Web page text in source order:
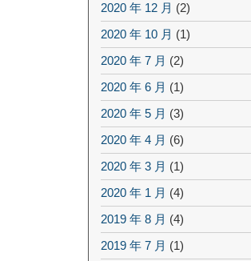
2020 年 12 月 (2)
2020 年 10 月 (1)
2020 年 7 月 (2)
2020 年 6 月 (1)
2020 年 5 月 (3)
2020 年 4 月 (6)
2020 年 3 月 (1)
2020 年 1 月 (4)
2019 年 8 月 (4)
2019 年 7 月 (1)